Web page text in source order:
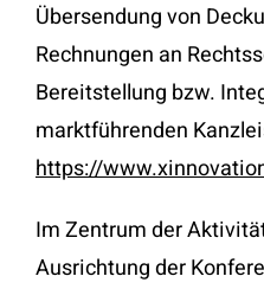
Übersendung von
Rechnungen an
Bereitstellung bzw.
marktführenden
https://
Im Zentrum der
Ausrichtung der